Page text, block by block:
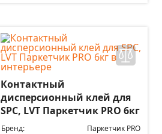
Контактный
дисперсионный клей для
SPC, LVT Паркетчик PRO 6кг
Бренд: Паркетчик PRO